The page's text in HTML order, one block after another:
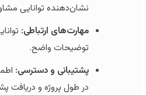
نشان‌دهنده توانایی مشاور
مهارت‌های ارتباطی:توانایی
توضیحات واضح.
پشتیبانی و دسترسی:اطمینان
در طول پروژه و دریافت